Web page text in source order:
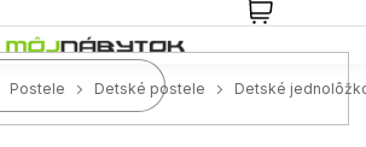
KOŠÍK
Postele Detské postele Detské